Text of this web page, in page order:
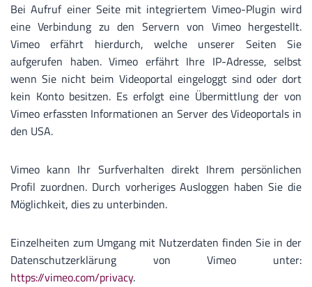
Bei Aufruf einer Seite mit integriertem Vimeo-Plugin wird
eine Verbindung zu den Servern von Vimeo hergestellt.
Vimeo erfährt hierdurch, welche unserer Seiten Sie
aufgerufen haben. Vimeo erfährt Ihre IP-Adresse, selbst
wenn Sie nicht beim Videoportal eingeloggt sind oder dort
kein Konto besitzen. Es erfolgt eine Übermittlung der von
Vimeo erfassten Informationen an Server des Videoportals in
den USA.
Vimeo kann Ihr Surfverhalten direkt Ihrem persönlichen
Profil zuordnen. Durch vorheriges Ausloggen haben Sie die
Möglichkeit, dies zu unterbinden.
Einzelheiten zum Umgang mit Nutzerdaten finden Sie in der
Datenschutzerklärung von Vimeo unter:
https://vimeo.com/privacy.